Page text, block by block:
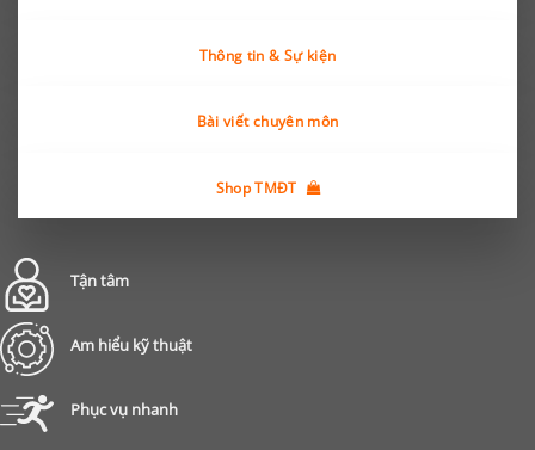
Thông tin & Sự kiện
Bài viết chuyên môn
Shop TMĐT
Tận tâm
Am hiểu kỹ thuật
Phục vụ nhanh